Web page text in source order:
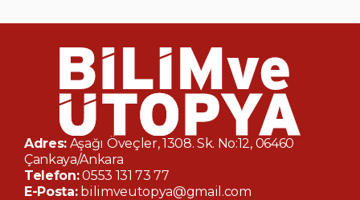
Adres: Aşağı Öveçler, 1308. Sk. No:12, 06460
Çankaya/Ankara
Telefon:0553 131 73 77
E-Posta: bilimveutopya@gmail.com